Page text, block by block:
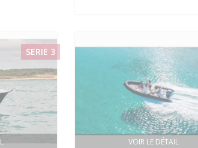
SERIE 3
VOIR LE DÉTAIL